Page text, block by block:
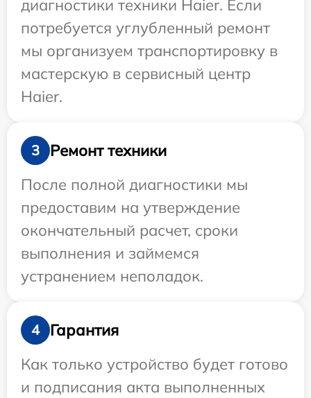
диагностики техники Haier. Если
потребуется углубленный ремонт
мы организуем транспортировку в
мастерскую в сервисный центр
Haier.
3
Ремонт техники
После полной диагностики мы
предоставим на утверждение
окончательный расчет, сроки
выполнения и займемся
устранением неполадок.
4
Гарантия
Как только устройство будет готово
и подписания акта выполненных